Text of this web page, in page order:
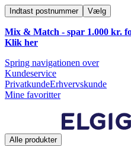
Indtast postnummer Vælg
Mix & Match - spar 1.000 kr.
Klik her
Spring navigationen over
Kundeservice
PrivatkundeErhvervskunde
Mine favoritter
Alle produkter